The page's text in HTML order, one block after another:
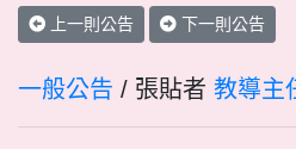
上一則公告 下一則公告
一般公告 / 張貼者 教導主